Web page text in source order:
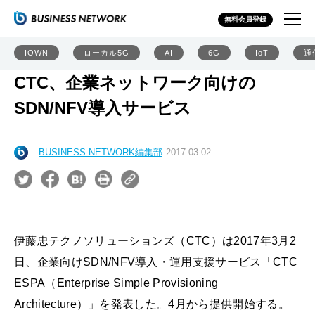
無料会員登録
IOWN ローカル5G AI 6G IoT 通
CTC、企業ネットワーク向けの
SDN/NFV導入サービス
BUSINESS NETWORK編集部 2017.03.02
伊藤忠テクノソリューションズ（CTC）は2017年3月2
日、企業向けSDN/NFV導入・運用支援サービス「CTC
ESPA（Enterprise Simple Provisioning
Architecture）」を発表した。4月から提供開始する。